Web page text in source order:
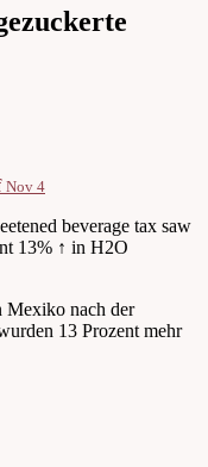
Nov 4
beverage tax saw
13% ↑ in H2O
Mexiko nach der
13 Prozent mehr